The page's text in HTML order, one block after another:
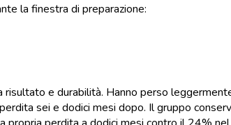
la finestra di preparazione:
e durabilità. Hanno perso
sei e dodici mesi dopo. Il gruppo